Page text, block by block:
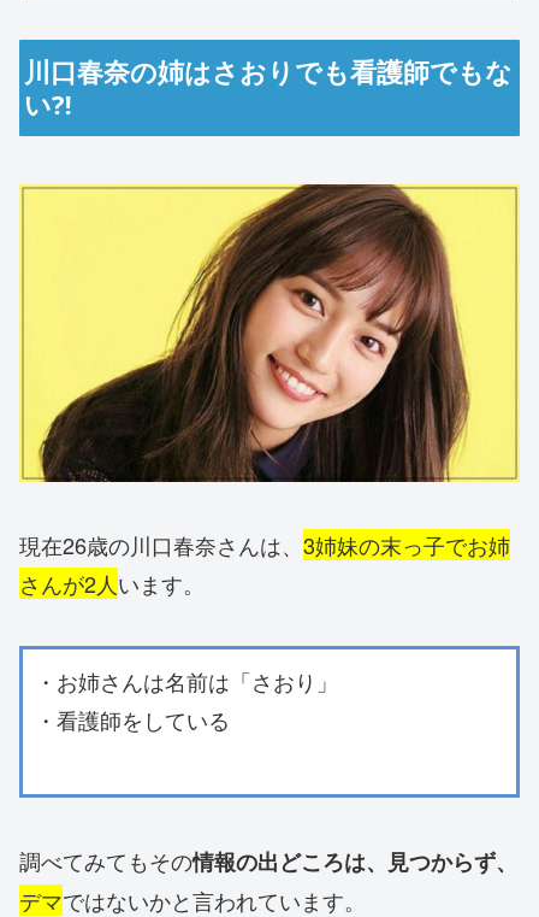
川口春奈の姉はさおりでも看護師でもな
い⁈
現在26歳の川口春奈さんは、 3姉妹の末っ子でお姉
さんが2人います。
・お姉さんは名前は「さおり」
・看護師をしている
調べてみてもその情報の出どころは、見つからず、
デマではないかと言われています。